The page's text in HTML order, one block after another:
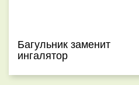
Багульник заменит
ингалятор